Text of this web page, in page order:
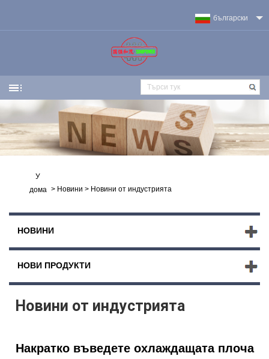
български
У
дома > Новини > Новини от индустрията
НОВИНИ
НОВИ ПРОДУКТИ
Новини от индустрията
Накратко въведете охлаждащата плоча